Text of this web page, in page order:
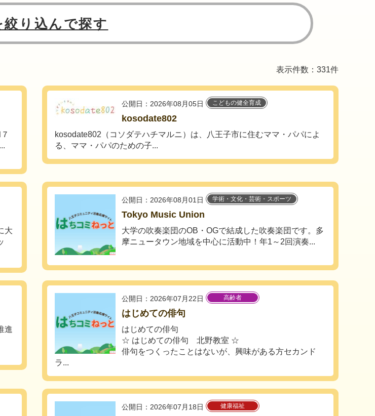
絞り込んで探す
表示件数：331件
公開日：2026年08月05日 こどもの健全育成
kosodate802
kosodate802（コソダテハチマルニ）は、八王子市に住むママ・パパによ
る、ママ・パパのための子...
大
公開日：2026年08月01日 学術・文化・芸術・スポーツ
Tokyo Music Union
大学の吹奏楽団のOB・OGで結成した吹奏楽団です。多
摩ニュータウン地域を中心に活動中！年1～2回演奏...
進
公開日：2026年07月22日 高齢者
はじめての俳句
はじめての俳句
☆ はじめての俳句 北野教室 ☆
俳句をつくったことはないが、興味がある方セカンド
ラ...
公開日：2026年07月18日 健康福祉